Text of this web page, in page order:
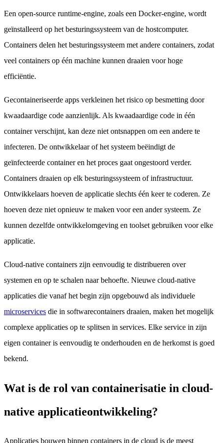
Een open-source runtime-engine, zoals een Docker-engine, wordt
geïnstalleerd op het besturingssysteem van de hostcomputer.
Containers delen het besturingssysteem met andere containers, zodat
veel containers op één machine kunnen draaien voor hoge
efficiëntie.
Gecontaineriseerde apps verkleinen het risico op besmetting door
kwaadaardige code aanzienlijk. Als kwaadaardige code in één
container verschijnt, kan deze niet ontsnappen om een andere te
infecteren. De ontwikkelaar of het systeem beëindigt de
geïnfecteerde container en het proces gaat ongestoord verder.
Containers draaien op elk besturingssysteem of infrastructuur.
Ontwikkelaars hoeven de applicatie slechts één keer te coderen. Ze
hoeven deze niet opnieuw te maken voor een ander systeem. Ze
kunnen dezelfde ontwikkelomgeving en toolset gebruiken voor elke
applicatie.
Cloud-native containers zijn eenvoudig te distribueren over
systemen en op te schalen naar behoefte. Nieuwe cloud-native
applicaties die vanaf het begin zijn opgebouwd als individuele
microservices die in softwarecontainers draaien, maken het mogelijk
complexe applicaties op te splitsen in services. Elke service in zijn
eigen container is eenvoudig te onderhouden en de herkomst is goed
bekend.
Wat is de rol van containerisatie in cloud-
native applicatieontwikkeling?
Applicaties bouwen binnen containers in de cloud is de meest